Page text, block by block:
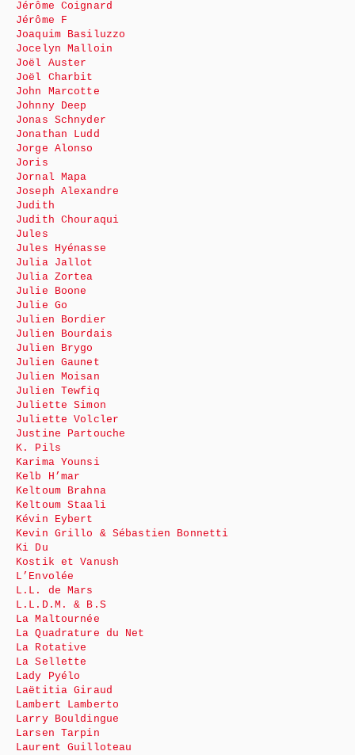
Jérôme Coignard
Jérôme F
Joaquim Basiluzzo
Jocelyn Malloin
Joël Auster
Joël Charbit
John Marcotte
Johnny Deep
Jonas Schnyder
Jonathan Ludd
Jorge Alonso
Joris
Jornal Mapa
Joseph Alexandre
Judith
Judith Chouraqui
Jules
Jules Hyénasse
Julia Jallot
Julia Zortea
Julie Boone
Julie Go
Julien Bordier
Julien Bourdais
Julien Brygo
Julien Gaunet
Julien Moisan
Julien Tewfiq
Juliette Simon
Juliette Volcler
Justine Partouche
K. Pils
Karima Younsi
Kelb H’mar
Keltoum Brahna
Keltoum Staali
Kévin Eybert
Kevin Grillo & Sébastien Bonnetti
Ki Du
Kostik et Vanush
L’Envolée
L.L. de Mars
L.L.D.M. & B.S
La Maltournée
La Quadrature du Net
La Rotative
La Sellette
Lady Pyélo
Laëtitia Giraud
Lambert Lamberto
Larry Bouldingue
Larsen Tarpin
Laurent Guilloteau